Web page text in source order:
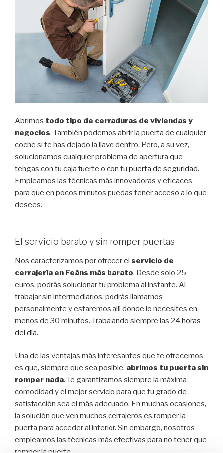
Abrimos todo tipo de cerraduras de viviendas y
negocios. También podemos abrir la puerta de cualquier
coche si te has dejado la llave dentro. Pero, a su vez,
solucionamos cualquier problema de apertura que
tengas con tu caja fuerte o con tu puerta de seguridad.
Empleamos las técnicas más innovadoras y eficaces
para que en pocos minutos puedas tener acceso a lo que
desees.
El servicio barato y sin romper puertas
Nos caracterizamos por ofrecer el servicio de
cerrajería en Feáns más barato. Desde solo 25
euros, podrás solucionar tu problema al instante. Al
trabajar sin intermediarios, podrás llamarnos
personalmente y estaremos allí donde lo necesites en
menos de 30 minutos. Trabajando siempre las 24 horas
del día.
Una de las ventajas más interesantes que te ofrecemos
es que, siempre que sea posible, abrimos tu puerta sin
romper nada. Te garantizamos siempre la máxima
comodidad y el mejor servicio para que tu grado de
satisfacción sea el más adecuado. En muchas ocasiones,
la solución que ven muchos cerrajeros es romper la
puerta para acceder al interior. Sin embargo, nosotros
empleamos las técnicas más efectivas para no tener que